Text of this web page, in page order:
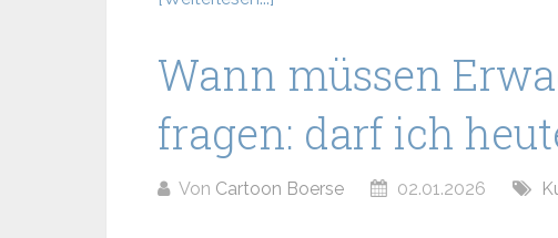
Wann müssen
fragen: darf ich
Von Cartoon Boerse 02.01.2026